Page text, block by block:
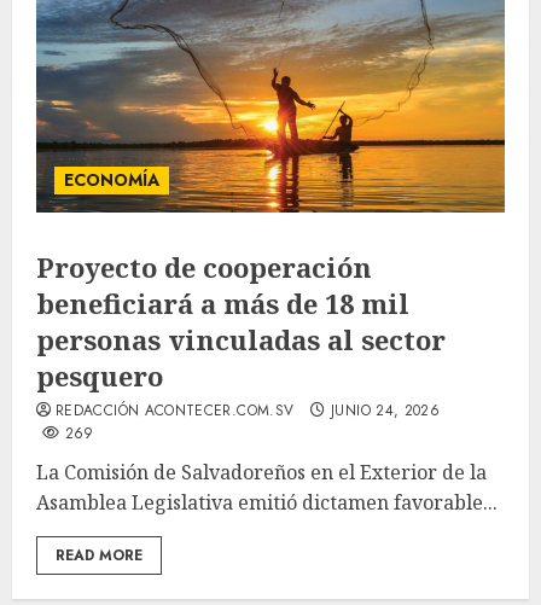
ECONOMÍA
Proyecto de cooperación
beneficiará a más de 18 mil
personas vinculadas al sector
pesquero
REDACCIÓN ACONTECER.COM.SV
JUNIO 24, 2026
269
La Comisión de Salvadoreños en el Exterior de la
Asamblea Legislativa emitió dictamen favorable...
READ MORE